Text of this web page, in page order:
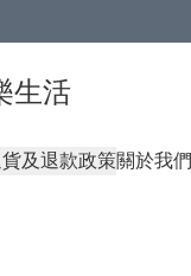
生活
及退款政策關於我們